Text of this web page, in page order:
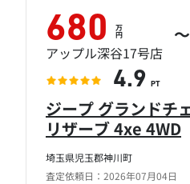
埼玉県児玉郡神川町
査定依頼日：2026年07月04日
ジープ グランドチ
リザーブ 4xe 4WD
680 万
円 ～
アップル深谷17号店
4.9 PT